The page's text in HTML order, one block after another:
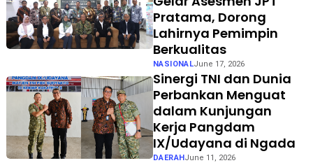
Pratama, Dorong
Lahirnya Pemimpin
Berkualitas
NASIONALJune 17, 2026
Sinergi TNI dan Dunia
Perbankan Menguat
dalam Kunjungan
Kerja Pangdam
IX/Udayana di Ngada
DAERAHJune 11, 2026